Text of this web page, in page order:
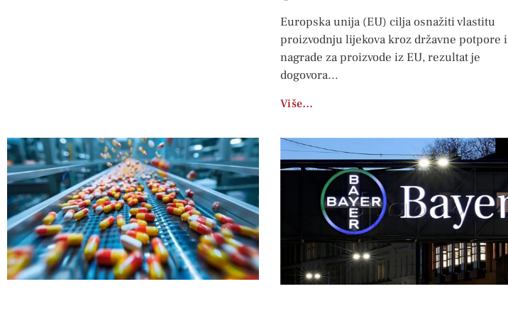
Europska unija (EU) cilja osnažiti vlastitu
proizvodnju lijekova kroz državne potpore i
nagrade za proizvode iz EU, rezultat je
dogovora
Više…